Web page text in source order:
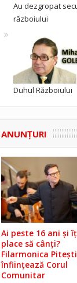
Au dezgropat
războiului
Duhul Războiului
ANUNŢURI
Ai peste 16 ani și
place să cânți?
Filarmonica Pitești
înființează Corul
Comunitar